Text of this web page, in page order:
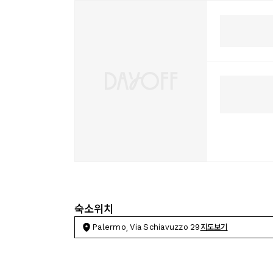
숙소위치
Palermo, Via Schiavuzzo 29 지도보기